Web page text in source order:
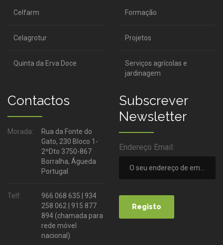
Celfarm
Celagrotur
Quinta da Erva Doce
Formação
Projetos
Serviços agrícolas e
jardinagem
Contactos
Morada:
Rua da Fonte do
Gato, 230 Bloco 1-
2ºDto 3750-867
Borralha, Águeda
Portugal
Telf:
966 068 635 | 934
258 062 | 915 877
894 (chamada para
rede móvel
nacional)
Subscrever
Newsletter
Endereço Email: